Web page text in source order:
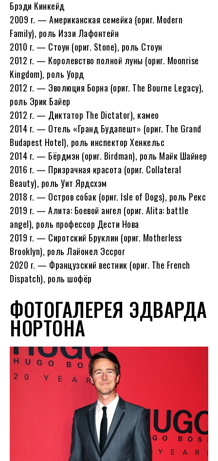
Брэди Кинкейд
2009 г. — Американская семейка (ориг. Modern
Family), роль Иззи Лафонтейн
2010 г. — Стоун (ориг. Stone), роль Стоун
2012 г. — Королевство полной луны (ориг. Moonrise
Kingdom), роль Уорд
2012 г. — Эволюция Борна (ориг. The Bourne Legacy),
роль Эрик Байер
2012 г. — Диктатор The Dictator), камео
2014 г. — Отель «Гранд Будапешт» (ориг. The Grand
Budapest Hotel), роль инспектор Хенкельс
2014 г. — Бёрдмэн (ориг. Birdman), роль Майк Шайнер
2016 г. — Призрачная красота (ориг. Collateral
Beauty), роль Уит Ярдсхэм
2018 г. — Остров собак (ориг. Isle of Dogs), роль Рекс
2019 г. — Алита: Боевой ангел (ориг. Alita: battle
angel), роль профессор Дести Нова
2019 г. — Сиротский Бруклин (ориг. Motherless
Brooklyn), роль Лайонел Эссрог
2020 г. — Французский вестник (ориг. The French
Dispatch), роль шофёр
ФОТОГАЛЕРЕЯ ЭДВАРДА
НОРТОНА